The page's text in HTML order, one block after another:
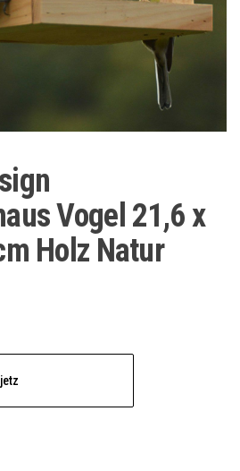
Vogel 21,6 x
Holz Natur